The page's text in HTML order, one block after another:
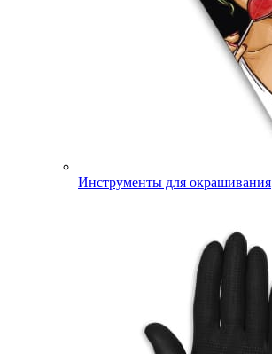
Инструменты для окрашивания